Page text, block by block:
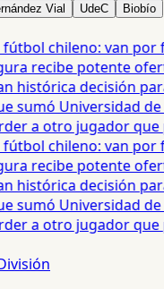
Vial UdeC Biobío
chileno: van por
recibe potente
decisión para
Universidad de
a otro jugador que
chileno: van por
recibe potente
decisión para
Universidad de
a otro jugador que